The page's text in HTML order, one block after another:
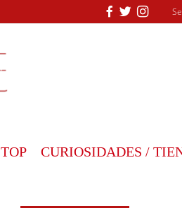
TOP CURIOSIDADES /